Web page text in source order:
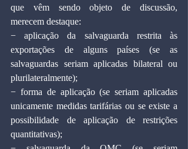
que vêm sendo objeto de discussão,
merecem destaque:
− aplicação da salvaguarda restrita às
exportações de alguns países (se as
salvaguardas seriam aplicadas bilateral ou
plurilateralmente);
− forma de aplicação (se seriam aplicadas
unicamente medidas tarifárias ou se existe a
possibilidade de aplicação de restrições
quantitativas);